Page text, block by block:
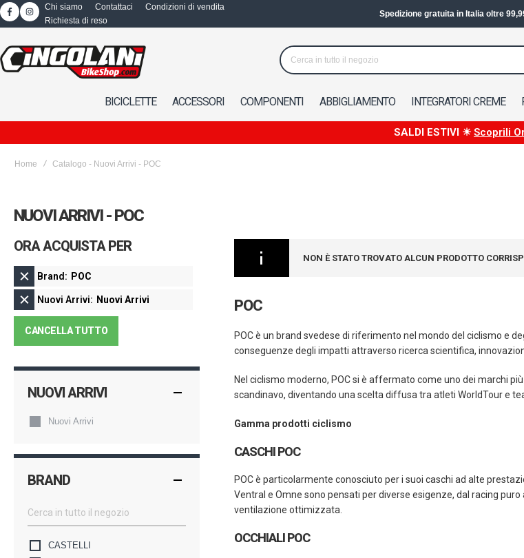
Chi siamo Contattaci
Condizioni di vendita
Richiesta di reso
Spedizione in 24/48h in Italia
BICICLETTE ACCESSORI COMPONENTI ABBIGLIAMENTO INTEGRATORI CREME
SALDI ESTIVI ☀ Scoprili
Home Catalogo - Nuovi Arrivi - POC
NUOVI ARRIVI - POC
NON È STATO TROVATO ALCUN PRODOTTO
POC
POC è un brand svedese di riferimento nel mondo del ciclismo e
conseguenze degli impatti attraverso ricerca scientifica,
Nel ciclismo moderno, POC si è affermato come uno dei marchi
scandinavo, diventando una scelta diffusa tra atleti WorldTour e
Gamma prodotti ciclismo
CASCHI POC
POC è particolarmente conosciuto per i suoi caschi ad alte
Ventral e Omne sono pensati per diverse esigenze, dal racing
ventilazione ottimizzata.
OCCHIALI POC
ORA ACQUISTA PER
Brand POC
Nuovi Arrivi Nuovi Arrivi
CANCELLA TUTTO
NUOVI ARRIVI
Nuovi Arrivi
BRAND
CASTELLI